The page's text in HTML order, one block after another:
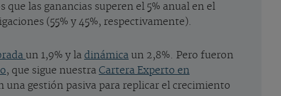
las ganancias superen el 5% anual en el
(55% y 45%, respectivamente).
un 1,9% y la dinámica un 2,8%. Pero fueron
, que sigue nuestra Cartera Experto en
una gestión pasiva para replicar el crecimiento